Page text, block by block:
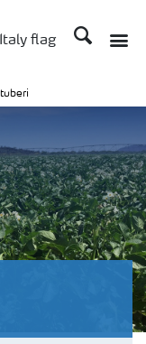
Cerca